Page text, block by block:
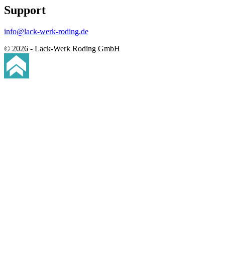
Support
info@lack-werk-roding.de
© 2026 - Lack-Werk Roding GmbH